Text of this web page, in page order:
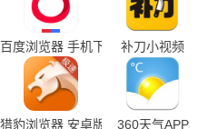
百度浏览器 手机下载 补刀小视频
猎豹浏览器 安卓版 360天气APP